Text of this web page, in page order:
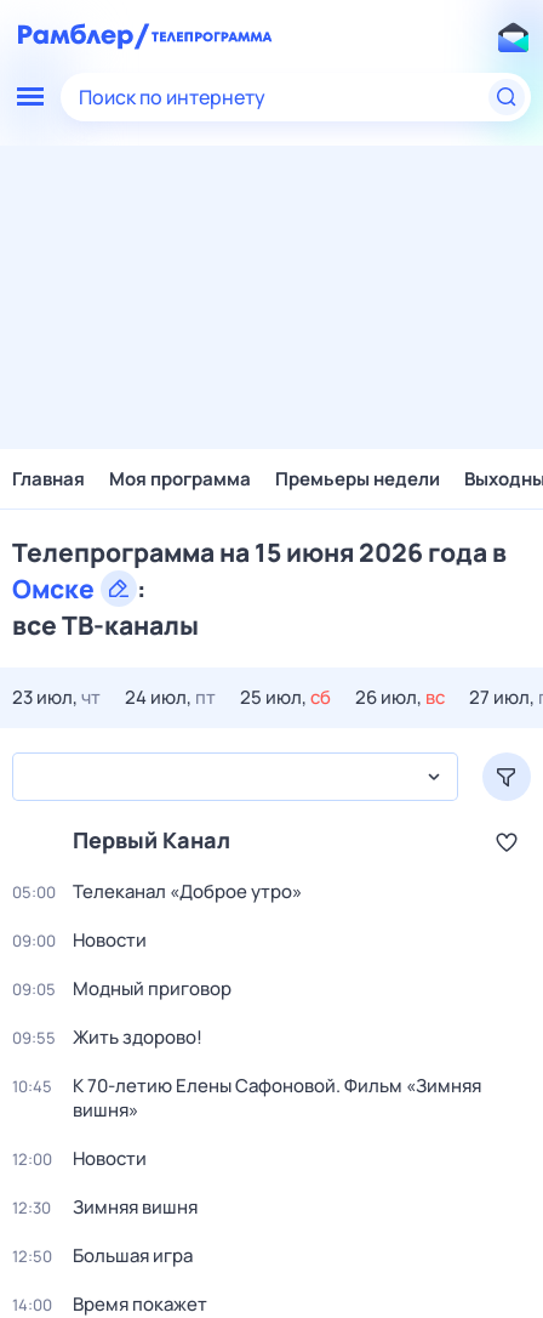
Поиск по интернету
Главная Моя программа Премьеры недели
Телепрограмма на 15 июня 2026 года в
Омске
:
все ТВ-каналы
23 июл,чт 24 июл, пт 25 июл,сб 26 июл, вс 27 июл,
Первый Канал
05:00 Телеканал «Доброе утро»
09:00 Новости
09:05 Модный приговор
09:55 Жить здорово!
10:45
К 70-летию Елены Сафоновой. Фильм «Зимняя
вишня»
12:00 Новости
12:30 Зимняя вишня
12:50 Большая игра
14:00 Время покажет